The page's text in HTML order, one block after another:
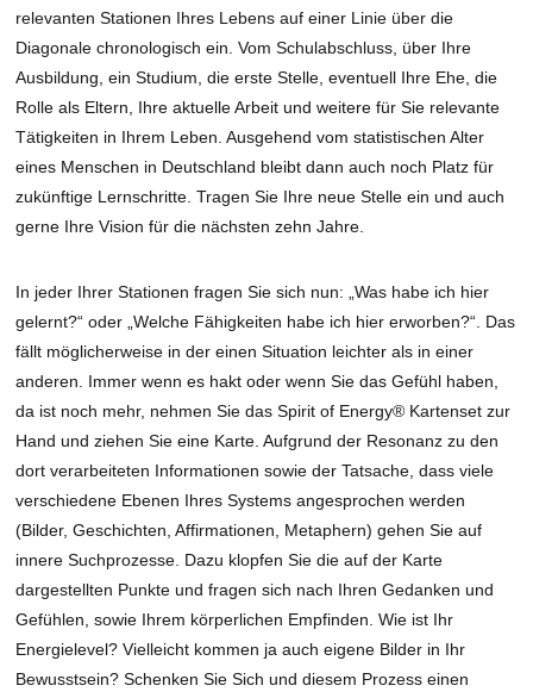
relevanten Stationen Ihres Lebens auf einer Linie über die
Diagonale chronologisch ein. Vom Schulabschluss, über Ihre
Ausbildung, ein Studium, die erste Stelle, eventuell Ihre Ehe, die
Rolle als Eltern, Ihre aktuelle Arbeit und weitere für Sie relevante
Tätigkeiten in Ihrem Leben. Ausgehend vom statistischen Alter
eines Menschen in Deutschland bleibt dann auch noch Platz für
zukünftige Lernschritte. Tragen Sie Ihre neue Stelle ein und auch
gerne Ihre Vision für die nächsten zehn Jahre.
In jeder Ihrer Stationen fragen Sie sich nun: „Was habe ich hier
gelernt?“ oder „Welche Fähigkeiten habe ich hier erworben?“. Das
fällt möglicherweise in der einen Situation leichter als in einer
anderen. Immer wenn es hakt oder wenn Sie das Gefühl haben,
da ist noch mehr, nehmen Sie das Spirit of Energy® Kartenset zur
Hand und ziehen Sie eine Karte. Aufgrund der Resonanz zu den
dort verarbeiteten Informationen sowie der Tatsache, dass viele
verschiedene Ebenen Ihres Systems angesprochen werden
(Bilder, Geschichten, Affirmationen, Metaphern) gehen Sie auf
innere Suchprozesse. Dazu klopfen Sie die auf der Karte
dargestellten Punkte und fragen sich nach Ihren Gedanken und
Gefühlen, sowie Ihrem körperlichen Empfinden. Wie ist Ihr
Energielevel? Vielleicht kommen ja auch eigene Bilder in Ihr
Bewusstsein? Schenken Sie Sich und diesem Prozess einen